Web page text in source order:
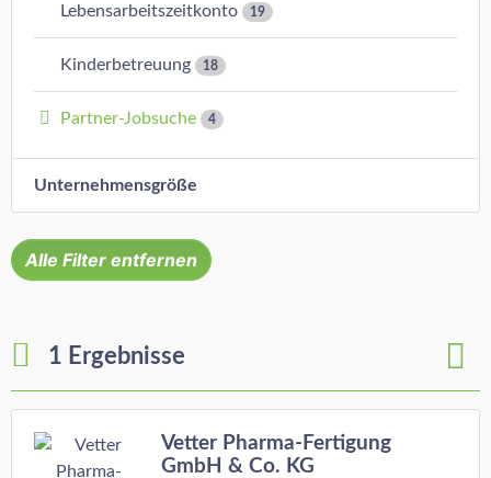
Lebensarbeitszeitkonto 19
Kinderbetreuung 18
Partner-Jobsuche 4
Unternehmensgröße
Alle Filter entfernen
1 Ergebnisse
Vetter Pharma-Fertigung
GmbH & Co. KG